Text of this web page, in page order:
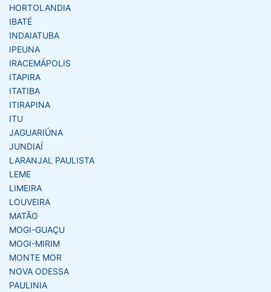
HORTOLANDIA
IBATÉ
INDAIATUBA
IPEUNA
IRACEMÁPOLIS
ITAPIRA
ITATIBA
ITIRAPINA
ITU
JAGUARIÚNA
JUNDIAÍ
LARANJAL PAULISTA
LEME
LIMEIRA
LOUVEIRA
MATÃO
MOGI-GUAÇU
MOGI-MIRIM
MONTE MOR
NOVA ODESSA
PAULINIA